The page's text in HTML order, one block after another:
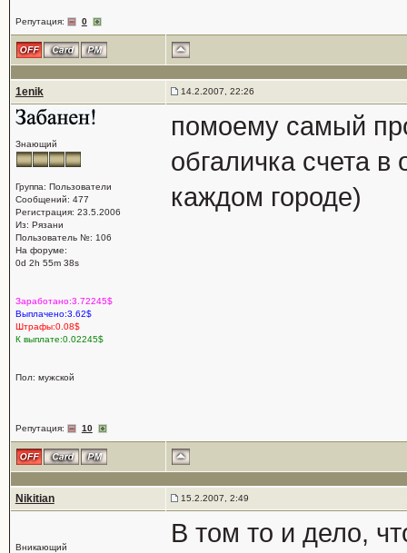
Репутация: 0
1enik 14.2.2007, 22:26
Знающий
Группа: Пользователи
Сообщений: 477
Регистрация: 23.5.2006
Из: Рязани
Пользователь №: 106
На форуме:
0d 2h 55m 38s
Заработано:3.72245$
Выплачено:3.62$
Штрафы:0.08$
К выплате:0.02245$
Пол: мужской
Репутация: 10
помоему самый
обгаличка счета
каждом городе)
Nikitian 15.2.2007, 2:49
Вникающий
В том то и дело,